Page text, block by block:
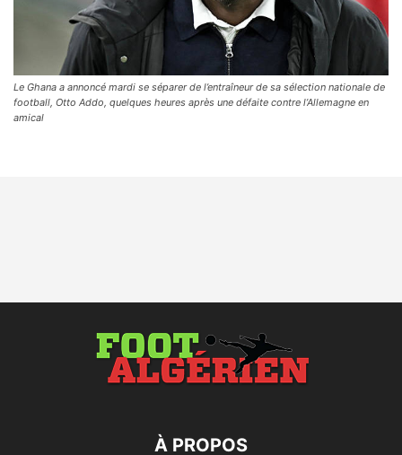
Le Ghana a annoncé mardi se séparer de l’entraîneur de sa sélection nationale de
football, Otto Addo, quelques heures après une défaite contre l’Allemagne en
amical
À PROPOS